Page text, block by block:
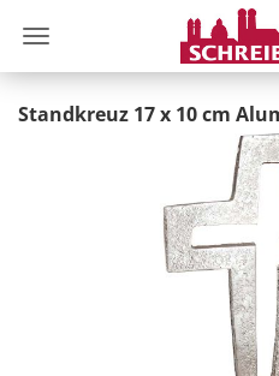
Standkreuz 17 x 10 cm